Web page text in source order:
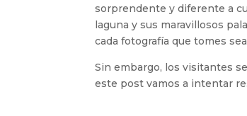
sorprendente y diferente a
laguna y sus maravillosos
cada fotografía que tomes
Sin embargo, los visitantes
este post vamos a intentar